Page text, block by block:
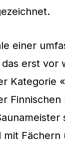
einer
erst vor
Kategorie